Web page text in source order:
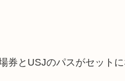
券とUSJのパスがセット